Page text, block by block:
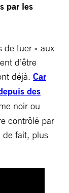
par les
de tuer » aux
d’être
déjà. Car
des
noir ou
contrôlé par
de fait, plus